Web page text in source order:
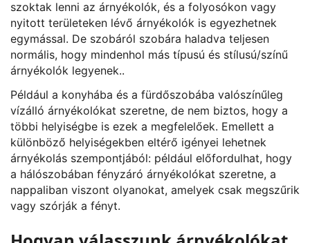
szoktak lenni az árnyékolók, és a folyosókon vagy
nyitott területeken lévő árnyékolók is egyezhetnek
egymással. De szobáról szobára haladva teljesen
normális, hogy mindenhol más típusú és stílusú/színű
árnyékolók legyenek..
Például a konyhába és a fürdőszobába valószínűleg
vízálló árnyékolókat szeretne, de nem biztos, hogy a
többi helyiségbe is ezek a megfelelőek. Emellett a
különböző helyiségekben eltérő igényei lehetnek
árnyékolás szempontjából: például előfordulhat, hogy
a hálószobában fényzáró árnyékolókat szeretne, a
nappaliban viszont olyanokat, amelyek csak megszűrik
vagy szórják a fényt.